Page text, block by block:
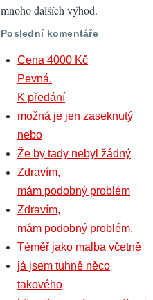
mnoho dalších výhod.
Poslední komentáře
Cena 4000 Kč
Pevná.
K předání
možná je jen zaseknutý
nebo
Že by tady nebyl žádný
Zdravím,
mám podobný problém
Zdravím,
mám podobný problém,
Téměř jako malba včetně
já jsem tuhně něco
takového